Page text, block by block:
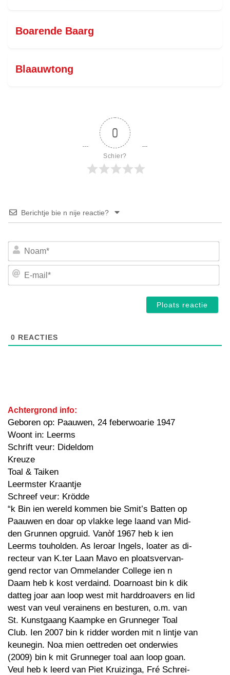
Boarende Baarg
Blaauwtong
0
Schier?
Berichtje bie n nije reactie?
E-
0 REACTIES
Achtergrond info:
Geboren op: Paauwen, 24 feberwoarie 1947
Woont in: Leerms
Schrift veur: Dideldom
Kreuze
Toal & Taiken
Leermster Kraantje
Schreef veur: Krödde
“k Bin ien wereld kommen bie Smit’s Batten op
Paauwen en doar op vlakke lege laand van Mid-
den Grunnen opgruid. Vanòf 1967 heb k ien
Leerms touholden. As leroar Ingels, loater as di-
recteur van K.ter Laan Mavo en ploatsvervan-
gend rector van Ommelander College ien n
Daam heb k kost verdaind. Doarnoast bin k dik
datteg joar aan loop west mit harddroavers en lid
west van veul verainens en besturen, o.m. van
St. Kunstgaang Kaampke en Grunneger Toal
Club. Ien 2007 bin k ridder worden mit n lintje van
keunegin. Noa mien oettreden oet onderwies
(2009) bin k mit Grunneger toal aan loop goan.
Veul heb k leerd van Piet Kruizinga, Fré Schrei-